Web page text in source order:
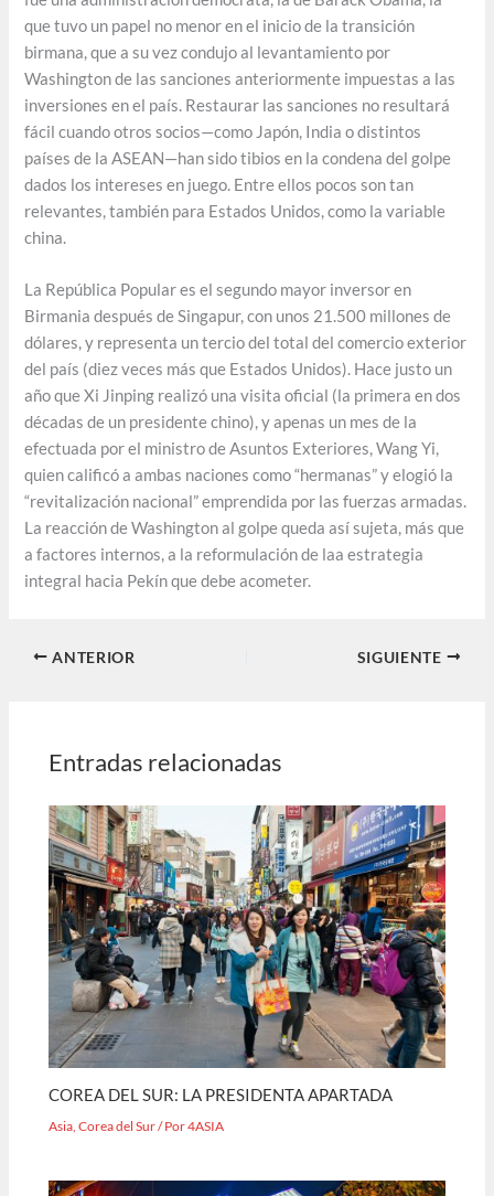
que tuvo un papel no menor en el inicio de la transición
birmana, que a su vez condujo al levantamiento por
Washington de las sanciones anteriormente impuestas a las
inversiones en el país. Restaurar las sanciones no resultará
fácil cuando otros socios—como Japón, India o distintos
países de la ASEAN—han sido tibios en la condena del golpe
dados los intereses en juego. Entre ellos pocos son tan
relevantes, también para Estados Unidos, como la variable
china.
La República Popular es el segundo mayor inversor en
Birmania después de Singapur, con unos 21.500 millones de
dólares, y representa un tercio del total del comercio exterior
del país (diez veces más que Estados Unidos). Hace justo un
año que Xi Jinping realizó una visita oficial (la primera en dos
décadas de un presidente chino), y apenas un mes de la
efectuada por el ministro de Asuntos Exteriores, Wang Yi,
quien calificó a ambas naciones como “hermanas” y elogió la
“revitalización nacional” emprendida por las fuerzas armadas.
La reacción de Washington al golpe queda así sujeta, más que
a factores internos, a la reformulación de laa estrategia
integral hacia Pekín que debe acometer.
ANTERIOR SIGUIENTE
Entradas relacionadas
COREA DEL SUR: LA PRESIDENTA APARTADA
Asia ,Corea del Sur/ Por4ASIA